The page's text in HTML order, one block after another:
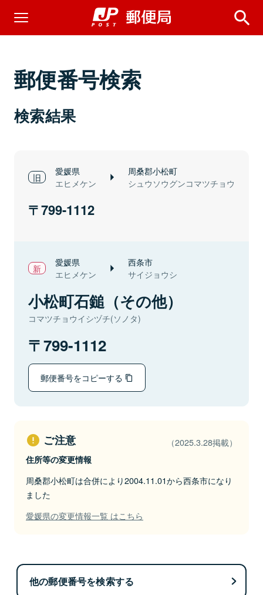
郵便番号検索
検索結果
愛媛県
エヒメケン
周桑郡小松町
シュウソウグンコマツチョウ
799-1112
愛媛県
エヒメケン
西条市
サイジョウシ
小松町石鎚（その他）
コマツチョウイシヅチ(ソノタ)
799-1112
郵便番号をコピーする
ご注意 （2025.3.28掲載）
住所等の変更情報
周桑郡小松町は合併により2004.11.01から西条市になり
ました
愛媛県の変更情報一覧 はこちら
他の郵便番号を検索する